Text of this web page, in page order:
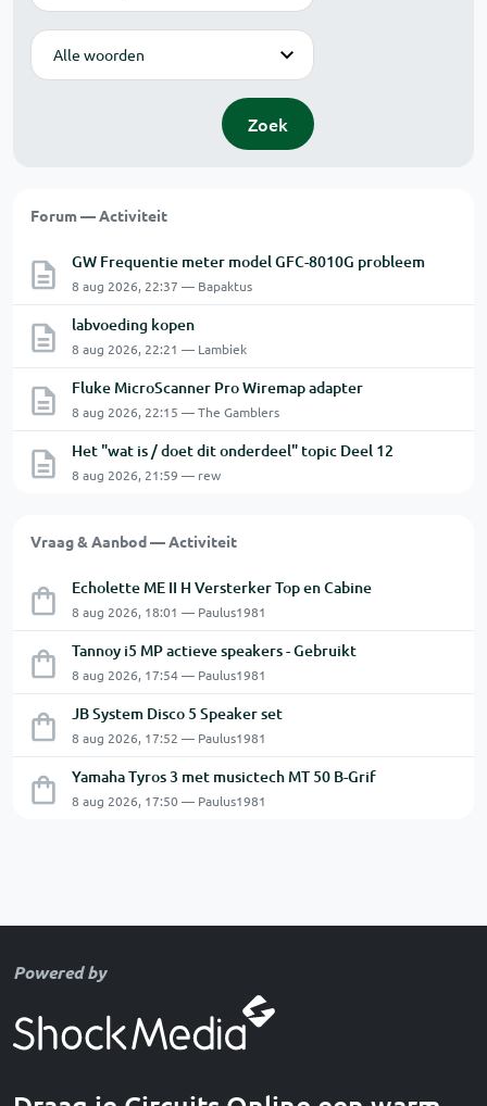
Modus
Zoek
Forum — Activiteit
GW Frequentie meter model GFC-8010G probleem
8 aug 2026, 22:37 — Bapaktus
labvoeding kopen
8 aug 2026, 22:21 — Lambiek
Fluke MicroScanner Pro Wiremap adapter
8 aug 2026, 22:15 — The Gamblers
Het "wat is / doet dit onderdeel" topic Deel 12
8 aug 2026, 21:59 — rew
Vraag & Aanbod — Activiteit
Echolette ME II H Versterker Top en Cabine
8 aug 2026, 18:01 — Paulus1981
Tannoy i5 MP actieve speakers - Gebruikt
8 aug 2026, 17:54 — Paulus1981
JB System Disco 5 Speaker set
8 aug 2026, 17:52 — Paulus1981
Yamaha Tyros 3 met musictech MT 50 B-Grif
8 aug 2026, 17:50 — Paulus1981
Powered by